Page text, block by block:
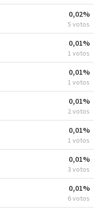
0,02%
5 votos
0,01%
1 votos
0,01%
1 votos
0,01%
2 votos
0,01%
1 votos
0,01%
3 votos
0,01%
6 votos